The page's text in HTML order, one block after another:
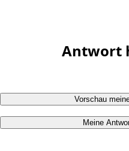
Antwort
Vorschau
Meine